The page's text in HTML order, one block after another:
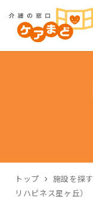
トップ 施設を探す
リハピネス星ヶ丘）